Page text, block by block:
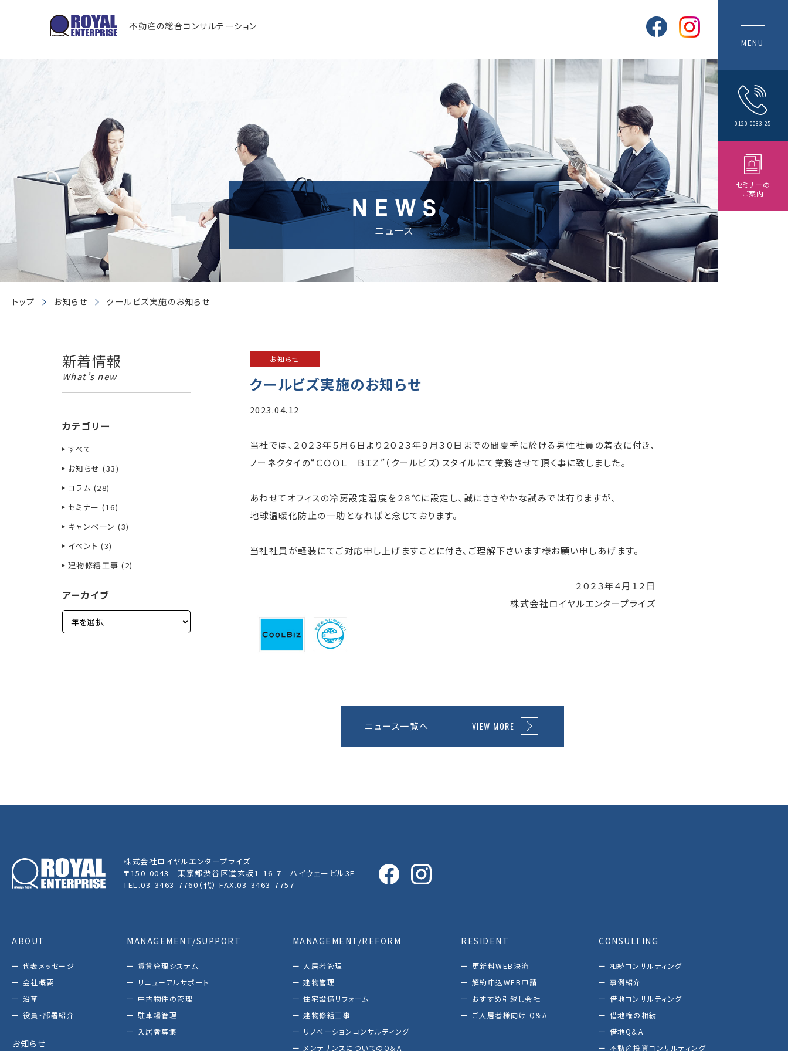
MENU
0120-0083-25
セミナーの
ご案内
不動産の総合コンサルテーション
NEWS
ニュース
トップ お知らせ クールビズ実施のお知らせ
新着情報
What’s new
カテゴリー
すべて
お知らせ (33)
コラム (28)
セミナー (16)
キャンペーン (3)
イベント (3)
建物修繕工事 (2)
アーカイブ
お知らせ
クールビズ実施のお知らせ
2023.04.12
当社では、２０２３年５月６日より２０２３年９月３０日までの間夏季に於ける男性社員の着衣に付き、
ノーネクタイの“ＣＯＯＬ ＢＩＺ”（クールビズ）スタイルにて業務させて頂く事に致しました。
あわせてオフィスの冷房設定温度を２８℃に設定し、誠にささやかな試みでは有りますが、
地球温暖化防止の一助となればと念じております。
当社社員が軽装にてご対応申し上げますことに付き、ご理解下さいます様お願い申しあげます。
２０２３年４月１２日
株式会社ロイヤルエンタープライズ
ニュース一覧へ VIEW MORE
株式会社ロイヤルエンタープライズ
〒150-0043 東京都渋谷区道玄坂1-16-7 ハイウェービル3F
TEL.03-3463-7760（代） FAX.03-3463-7757
ABOUT
代表メッセージ
会社概要
沿革
役員・部署紹介
お知らせ
MANAGEMENT/SUPPORT
賃貸管理システム
リニューアルサポート
中古物件の管理
駐車場管理
入居者募集
MANAGEMENT/REFORM
入居者管理
建物管理
住宅設備リフォーム
建物修繕工事
リノベーションコンサルティング
メンテナンスについてのQ＆A
RESIDENT
更新料WEB決済
解約申込WEB申請
おすすめ引越し会社
ご入居者様向け Q＆A
CONSULTING
相続コンサルティング
事例紹介
借地コンサルティング
借地権の相続
借地Q＆A
不動産投資コンサルティング